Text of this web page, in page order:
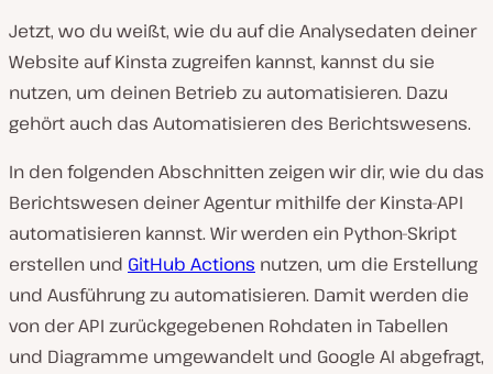
Jetzt, wo du weißt, wie du auf die Analysedaten deiner
Website auf Kinsta zugreifen kannst, kannst du sie
nutzen, um deinen Betrieb zu automatisieren. Dazu
gehört auch das Automatisieren des Berichtswesens.
In den folgenden Abschnitten zeigen wir dir, wie du das
Berichtswesen deiner Agentur mithilfe der Kinsta-API
automatisieren kannst. Wir werden ein Python-Skript
erstellen und GitHub Actions nutzen, um die Erstellung
und Ausführung zu automatisieren. Damit werden die
von der API zurückgegebenen Rohdaten in Tabellen
und Diagramme umgewandelt und Google AI abgefragt,